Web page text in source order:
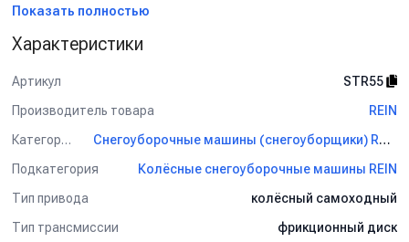
использования.
работы при низких температурах.
- Автоматическая колёсная тяга без дополнительных рычагов.
Применение:
Двухступенчатые снегоуборщики подходят для любых типов
парковых территориях, дачных участках, открытых
территориях складов и в школьных дворах.
Показать полностью
Характеристики
Артикул
STR55
Производитель товара
REIN
Категория
Снегоуборочные машины (снегоуборщики) REIN
Подкатегория
Колёсные снегоуборочные машины REIN
Тип привода
колёсный самоходный
Тип трансмиссии
фрикционный диск